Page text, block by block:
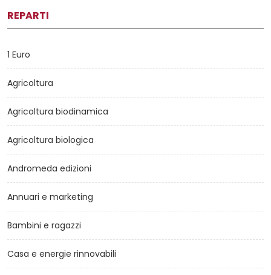
REPARTI
1 Euro
Agricoltura
Agricoltura biodinamica
Agricoltura biologica
Andromeda edizioni
Annuari e marketing
Bambini e ragazzi
Casa e energie rinnovabili